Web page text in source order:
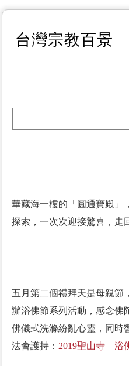
台灣宗教百景
華藏海一樓的「圓通寶殿」
探索，一次次迎接驚喜，走
五月第二個禮拜天是母親節
辦浴佛節系列活動，感念佛
佛儀式洗滌紛亂心靈，同時
法會護持： 2019聖山寺 浴